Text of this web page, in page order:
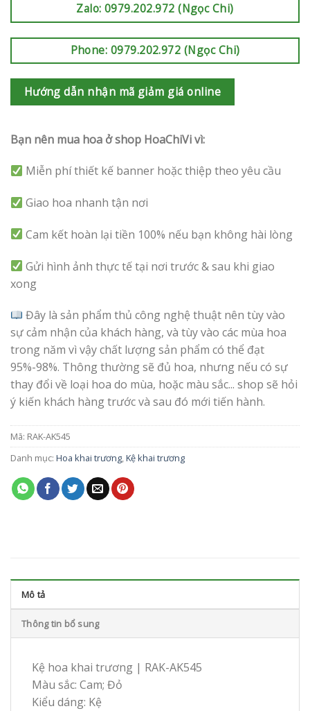
Zalo: 0979.202.972 (Ngọc Chi)
Phone: 0979.202.972 (Ngọc Chi)
Hướng dẫn nhận mã giảm giá online
Bạn nên mua hoa ở shop HoaChiVi vì:
Miễn phí thiết kế banner hoặc thiệp theo yêu cầu
Giao hoa nhanh tận nơi
Cam kết hoàn lại tiền 100% nếu bạn không hài lòng
Gửi hình ảnh thực tế tại nơi trước & sau khi giao
xong
Đây là sản phẩm thủ công nghệ thuật nên tùy vào
sự cảm nhận của khách hàng, và tùy vào các mùa hoa
trong năm vì vậy chất lượng sản phẩm có thể đạt
95%-98%. Thông thường sẽ đủ hoa, nhưng nếu có sự
thay đổi về loại hoa do mùa, hoặc màu sắc... shop sẽ hỏi
ý kiến khách hàng trước và sau đó mới tiến hành.
Mã: RAK-AK545
Danh mục: Hoa khai trương,Kệ khai trương
Mô tả
Thông tin bổ sung
Kệ hoa khai trương | RAK-AK545
Màu sắc: Cam; Đỏ
Kiểu dáng: Kệ